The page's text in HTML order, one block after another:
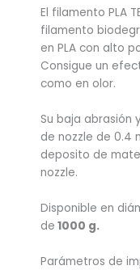
El filamento PLA
filamento
en PLA con alto
Consigue un
como en olor.
Su baja abrasión
de nozzle de 0.4
deposito de
nozzle.
Disponible en
de 1000 g.
Parámetros de